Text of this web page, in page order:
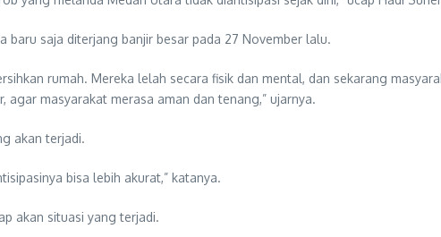
baru saja diterjang banjir besar pada 27 November lalu.
rumah. Mereka lelah secara fisik dan mental, dan sekarang
masyarakat merasa aman dan tenang,” ujarnya.
akan terjadi.
bisa lebih akurat,” katanya.
akan situasi yang terjadi.